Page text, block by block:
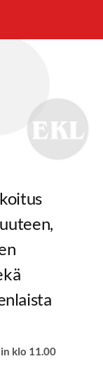
ry
klo 11.00